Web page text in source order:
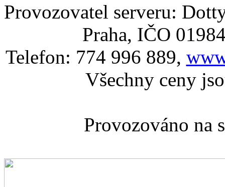
Provozovatel serveru:
Praha, IČO
Telefon: 774 996 889,
Všechny ceny
Provozováno na